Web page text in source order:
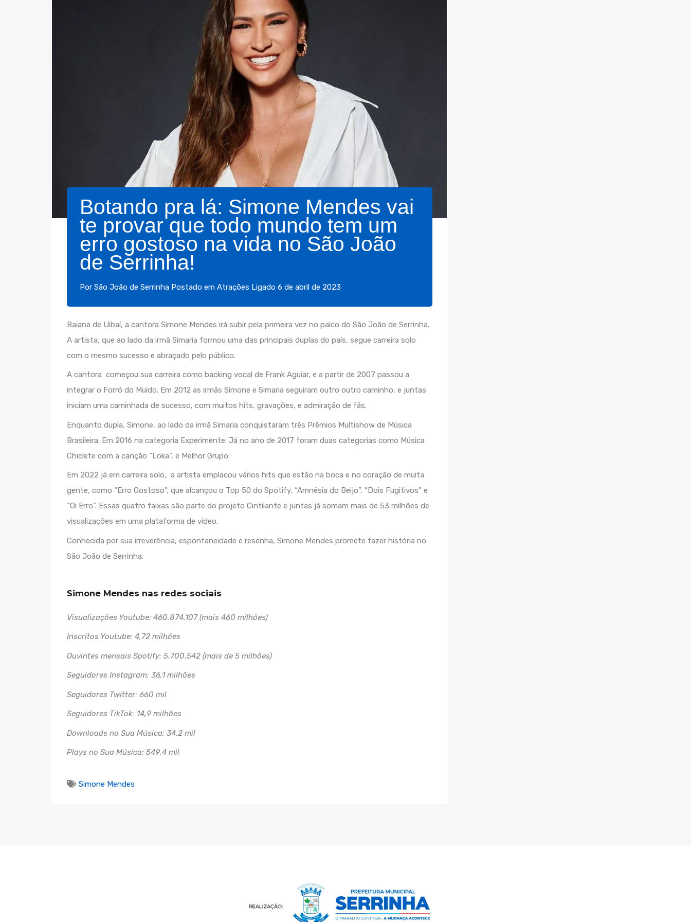
Botando pra lá: Simone Mendes vai
te provar que todo mundo tem um
erro gostoso na vida no São João
de Serrinha!
Por São João de Serrinha Postado em Atrações Ligado 6 de abril de 2023
Baiana de Uibaí, a cantora Simone Mendes irá subir pela primeira vez no palco do São João de Serrinha.
A artista, que ao lado da irmã Simaria formou uma das principais duplas do país, segue carreira solo
com o mesmo sucesso e abraçado pelo público.
A cantora começou sua carreira como backing vocal de Frank Aguiar, e a partir de 2007 passou a
integrar o Forró do Muído. Em 2012 as irmãs Simone e Simaria seguiram outro outro caminho, e juntas
iniciam uma caminhada de sucesso, com muitos hits, gravações, e admiração de fãs.
Enquanto dupla, Simone, ao lado da irmã Simaria conquistaram três Prêmios Multishow de Música
Brasileira. Em 2016 na categoria Experimente. Já no ano de 2017 foram duas categorias como Música
Chiclete com a canção “Loka”, e Melhor Grupo.
Em 2022 já em carreira solo, a artista emplacou vários hits que estão na boca e no coração de muita
gente, como “Erro Gostoso”, que alcançou o Top 50 do Spotify, “Amnésia do Beijo”, “Dois Fugitivos” e
“Oi Erro”. Essas quatro faixas são parte do projeto Cintilante e juntas já somam mais de 53 milhões de
visualizações em uma plataforma de vídeo.
Conhecida por sua irreverência, espontaneidade e resenha, Simone Mendes promete fazer história no
São João de Serrinha.
Simone Mendes nas redes sociais
Visualizações Youtube: 460.874.107 (mais 460 milhões)
Inscritos Youtube: 4,72 milhões
Ouvintes mensais Spotify: 5.700.542 (mais de 5 milhões)
Seguidores Instagram: 36,1 milhões
Seguidores Twitter: 660 mil
Seguidores TikTok: 14,9 milhões
Downloads no Sua Música: 34.2 mil
Plays no Sua Música: 549.4 mil
Simone Mendes